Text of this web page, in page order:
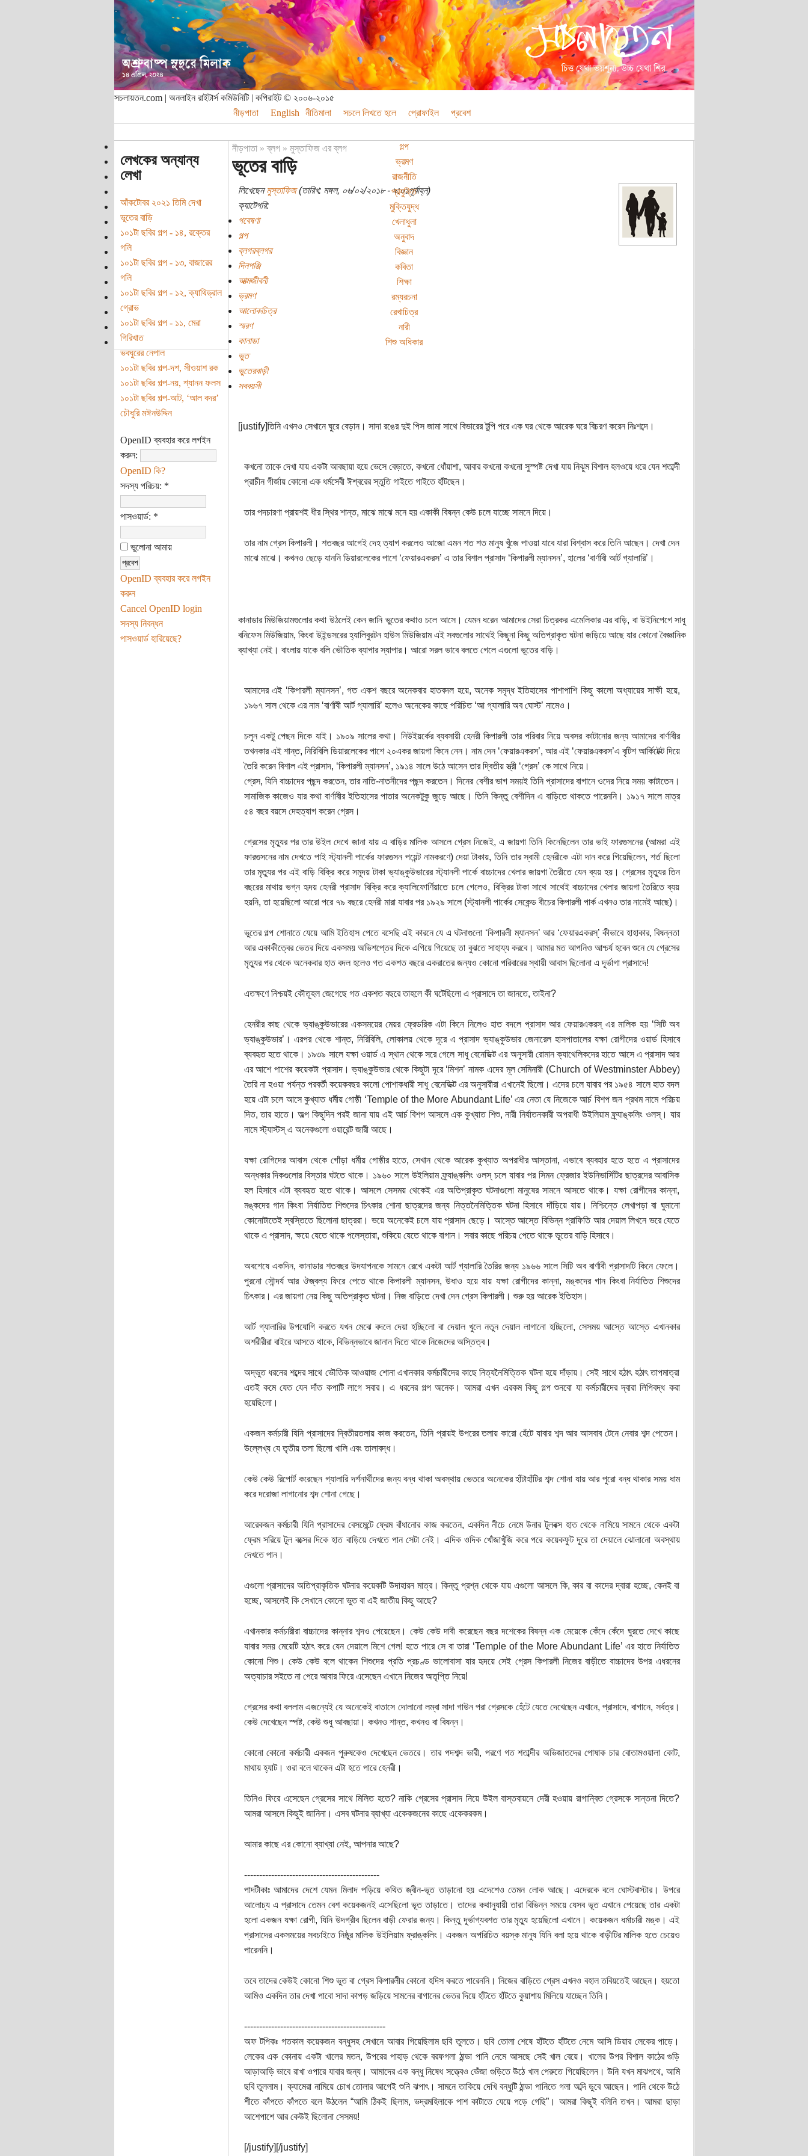
সচলায়তন.com | অনলাইন রাইটার্স কমিউনিটি | কপিরাইট © ২০০৬-২০১৫
নীড়পাতা
English নীতিমালা সচলে লিখতে হলে প্রোফাইল প্রবেশ
গল্প
ভ্রমণ
রাজনীতি
প্রযুক্তি
মুক্তিযুদ্ধ
খেলাধুলা
অনুবাদ
বিজ্ঞান
কবিতা
শিক্ষা
রম্যরচনা
রেখাচিত্র
নারী
শিশু অধিকার
লেখকের অন্যান্য
লেখা
আঁকটোবর ২০২১ তিমি দেখা
ভূতের বাড়ি
১০১টা ছবির গল্প - ১৪, রক্তের
গলি
১০১টা ছবির গল্প - ১৩, বাজারের
গলি
১০১টা ছবির গল্প - ১২, ক্যাথিড্রাল
গ্রোভ
১০১টা ছবির গল্প - ১১, মেরা
গিরিখাত
ভবঘুরের নেপাল
১০১টা ছবির গল্প-দশ, সীওয়াশ রক
১০১টা ছবির গল্প-নয়, শ্যানন ফলস
১০১টা ছবির গল্প-আট, ‘আল বদর’
চৌধুরি মঈনউদ্দিন
OpenID ব্যবহার করে লগইন
করুন:
OpenID কি?
সদস্য পরিচয়: *
পাসওয়ার্ড: *
ভুলোনা আমায়
OpenID ব্যবহার করে লগইন
করুন
Cancel OpenID login
সদস্য নিবন্ধন
পাসওয়ার্ড হারিয়েছে?
নীড়পাতা»ব্লগ» মুস্তাফিজ এর ব্লগ
ভূতের বাড়ি
লিখেছেনমুস্তাফিজ(তারিখ: মঙ্গল, ০৬/০২/২০১৮ - ৯:০১পূর্বাহ্ন)
ক্যাটেগরি:
গবেষণা
গল্প
ব্লগরব্লগর
দিনপঞ্জি
আত্মজীবনী
ভ্রমণ
আলোকচিত্র
স্মরণ
কানাডা
ভুত
ভুতেরবাড়ী
সববয়সী
[justify]তিনি এখনও সেখানে ঘুরে বেড়ান। সাদা রঙের দুই পিস জামা সাথে বিভারের টুপি পরে এক ঘর থেকে আরেক ঘরে বিচরণ করেন নিঃশব্দে।
কখনো তাকে দেখা যায় একটা আবছায়া হয়ে ভেসে বেড়াতে, কখনো ধোঁয়াশা, আবার কখনো কখনো সুস্পষ্ট দেখা যায় নিঝুম বিশাল হলওয়ে ধরে যেন শতাব্দী
প্রাচীন গীর্জায় কোনো এক ধর্মসেবী ঈশ্বরের স্তুতি গাইতে গাইতে হাঁটছেন।
তার পদচারণা প্রায়শই ধীর স্থির শান্ত, মাঝে মাঝে মনে হয় একাকী বিষন্ন কেউ চলে যাচ্ছে সামনে দিয়ে।
তার নাম গ্রেস কিপারলী। শতবছর আগেই দেহ ত্যাগ করলেও আজো এমন শত শত মানুষ খুঁজে পাওয়া যাবে যারা বিশ্বাস করে তিনি আছেন। দেখা দেন
মাঝে মাঝে। কখনও ছেড়ে যাননি ডিয়ারলেকের পাশে ‘ফেয়ারএকরস’ এ তার বিশাল প্রাসাদ ‘কিপারলী ম্যানসন’, হালের ‘বার্ণাবী আর্ট গ্যালারি’।
কানাডার মিউজিয়ামগুলোর কথা উঠলেই কেন জানি ভুতের কথাও চলে আসে। যেমন ধরেন আমাদের সেরা চিত্রকর এমেলিকার এর বাড়ি, বা উইনিপেগে সাধু
বনিফেস মিউজিয়াম, কিংবা উইন্ডসরের হ্যালিবুরটন হাউস মিউজিয়াম এই সবগুলোর সাথেই কিছুনা কিছু অতিপ্রাকৃত ঘটনা জড়িয়ে আছে যার কোনো বৈজ্ঞানিক
ব্যাখ্যা নেই। বাংলায় যাকে বলি ভৌতিক ব্যাপার স্যাপার। আরো সরল ভাবে বলতে গেলে এগুলো ভূতের বাড়ি।
আমাদের এই ‘কিপারলী ম্যানসন’, গত একশ বছরে অনেকবার হাতবদল হয়ে, অনেক সমৃদ্ধ ইতিহাসের পাশাপাশি কিছু কালো অধ্যায়ের সাক্ষী হয়ে,
১৯৬৭ সাল থেকে এর নাম ‘বার্ণাবী আর্ট গ্যালারি’ হলেও অনেকের কাছে পরিচিত ‘আ গ্যালারি অব ঘোস্ট’ নামেও।
চলুন একটু পেছন দিকে যাই। ১৯০৯ সালের কথা। নিউইয়র্কের ব্যবসায়ী হেনরী কিপারলী তার পরিবার নিয়ে অবসর কাটানোর জন্য আমাদের বার্ণাবীর
তখনকার এই শান্ত, নিরিবিলি ডিয়ারলেকের পাশে ২০একর জায়গা কিনে নেন। নাম দেন ‘ফেয়ারএকরস’, আর এই ‘ফেয়ারএকরস’এ বৃটিশ আর্কিটেক্ট দিয়ে
তৈরি করেন বিশাল এই প্রাসাদ, ‘কিপারলী ম্যানসন’, ১৯১৪ সালে উঠে আসেন তার দ্বিতীয় স্ত্রী ‘গ্রেস’ কে সাথে নিয়ে।
গ্রেস, যিনি বাচ্চাদের পছন্দ করতেন, তার নাতি-নাতনীদের পছন্দ করতেন। দিনের বেশীর ভাগ সময়ই তিনি প্রাসাদের বাগানে ওদের নিয়ে সময় কাটাতেন।
সামাজিক কাজেও যার কথা বার্ণাবীর ইতিহাসের পাতার অনেকটুকু জুড়ে আছে। তিনি কিন্তু বেশীদিন এ বাড়িতে থাকতে পারেননি। ১৯১৭ সালে মাত্র
৫৪ বছর বয়সে দেহত্যাগ করেন গ্রেস।
গ্রেসের মৃত্যুর পর তার উইল দেখে জানা যায় এ বাড়ির মালিক আসলে গ্রেস নিজেই, এ জায়গা তিনি কিনেছিলেন তার ভাই ফারগুসনের (আমরা এই
ফারগুসনের নাম দেখতে পাই স্ট্যানলী পার্কের ফারগুসন পয়েন্ট নামকরণে) দেয়া টাকায়, তিনি তার স্বামী হেনরীকে এটা দান করে গিয়েছিলেন, শর্ত ছিলো
তার মৃত্যুর পর এই বাড়ি বিক্রি করে সমূদয় টাকা ভ্যাঙ্কুউভারের স্ট্যানলী পার্কে বাচ্চাদের খেলার জায়গা তৈরীতে যেন ব্যয় হয়। গ্রেসের মৃত্যুর তিন
বছরের মাথায় ভগ্ন হৃদয় হেনরী প্রাসাদ বিক্রি করে ক্যালিফোর্ণিয়াতে চলে গেলেও, বিক্রির টাকা সাথে সাথেই বাচ্চাদের খেলার জায়গা তৈরিতে ব্যয়
হয়নি, তা হয়েছিলো আরো পরে ৭৯ বছরে হেনরী মারা যাবার পর ১৯২৯ সালে (স্ট্যানলী পার্কের সেকেন্ড বীচের কিপারলী পার্ক এখনও তার নামেই আছে)।
ভুতের গল্প শোনাতে যেয়ে আমি ইতিহাস পেতে বসেছি এই কারনে যে এ ঘটনাগুলো ‘কিপারলী ম্যানসন’ আর ‘ফেয়ারএকরস্‌’ কীভাবে হাহাকার, বিষন্নতা
আর একাকীত্বের ভেতর দিয়ে একসময় অভিশপ্তের দিকে এগিয়ে গিয়েছে তা বুঝতে সাহায্য করবে। আমার মত আপনিও আশ্চর্য হবেন শুনে যে গ্রেসের
মৃত্যুর পর থেকে অনেকবার হাত বদল হলেও গত একশত বছরে একরাতের জন্যও কোনো পরিবারের স্থায়ী আবাস ছিলোনা এ দূর্ভাগা প্রাসাদে!
এতক্ষণে নিশ্চয়ই কৌতূহল জেগেছে গত একশত বছরে তাহলে কী ঘটেছিলো এ প্রাসাদে তা জানতে, তাইনা?
হেনরীর কাছ থেকে ভ্যাঙ্কুউভারের একসময়ের মেয়র ফ্রেডরিক এটা কিনে নিলেও হাত বদলে প্রাসাদ আর ফেয়ারএকরস্‌ এর মালিক হয় ‘সিটি অব
ভ্যাঙ্কুউভার’। এরপর থেকে শান্ত, নিরিবিলি, লোকালয় থেকে দূরে এ প্রাসাদ ভ্যাঙ্কুউভার জেনারেল হাসপাতালের যক্ষা রোগীদের ওয়ার্ড হিসাবে
ব্যবহৃত হতে থাকে। ১৯৩৯ সালে যক্ষা ওয়ার্ড এ স্থান থেকে সরে গেলে সাধু বেনেডিক্ট এর অনুসারী রোমান ক্যাথেলিকদের হাতে আসে এ প্রাসাদ আর
এর আশে পাশের কয়েকটা প্রাসাদ। ভ্যাঙ্কুউভার থেকে কিছুটা দূরে ‘মিশন’ নামক এদের মূল সেমিনারী (Church of Westminster Abbey)
তৈরি না হওয়া পর্যন্ত পরবর্তী কয়েকবছর কালো পোশাকধারী সাধু বেনেডিক্ট এর অনুসারীরা এখানেই ছিলো। এদের চলে যাবার পর ১৯৫৪ সালে হাত বদল
হয়ে এটা চলে আসে কুখ্যাত ধর্মীয় গোষ্ঠী ‘Temple of the More Abundant Life’ এর নেতা যে নিজেকে আর্চ বিশপ জন প্রথম নামে পরিচয়
দিত, তার হাতে। অল্প কিছুদিন পরই জানা যায় এই আর্চ বিশপ আসলে এক কুখ্যাত শিশু, নারী নির্যাতনকারী অপরাধী উইলিয়াম ফ্র্যাঙ্কলিং ওলস্‌। যার
নামে স্ট্যাস্টস্‌ এ অনেকগুলো ওয়ারেন্ট জারী আছে।
যক্ষা রোগিদের আবাস থেকে গোঁড়া ধর্মীয় গোষ্ঠীর হাতে, সেখান থেকে আরেক কুখ্যাত অপরাধীর আস্তানা, এভাবে ব্যবহার হতে হতে এ প্রাসাদের
অন্ধকার দিকগুলোর বিস্তার ঘটতে থাকে। ১৯৬০ সালে উইলিয়াম ফ্র্যাঙ্কলিং ওলস্‌ চলে যাবার পর সিমন ফ্রেজার ইউনিভার্সিটির ছাত্রদের আবাসিক
হল হিসাবে এটা ব্যবহৃত হতে থাকে। আসলে সেসময় থেকেই এর অতিপ্রাকৃত ঘটনাগুলো মানুষের সামনে আসতে থাকে। যক্ষা রোগীদের কান্না,
মঙ্কদের গান কিংবা নির্যাতিত শিশুদের চিৎকার শোনা ছাত্রদের জন্য নিত্তনৈমিত্তিক ঘটনা হিসাবে দাঁড়িয়ে যায়। নিশ্চিন্তে লেখাপড়া বা ঘুমানো
কোনোটাতেই স্বস্তিতে ছিলোনা ছাত্ররা। ভয়ে অনেকেই চলে যায় প্রাসাদ ছেড়ে। আস্তে আস্তে বিভিন্ন গ্রাফিতি আর দেয়াল লিখনে ভরে যেতে
থাকে এ প্রাসাদ, ক্ষয়ে যেতে থাকে পলেস্তারা, শুকিয়ে যেতে থাকে বাগান। সবার কাছে পরিচয় পেতে থাকে ভূতের বাড়ি হিসাবে।
অবশেষে একদিন, কানাডার শতবছর উদযাপনকে সামনে রেখে একটা আর্ট গ্যালারি তৈরির জন্য ১৯৬৬ সালে সিটি অব বার্ণাবী প্রাসাদটি কিনে ফেলে।
পুরনো সৌন্দর্য আর ঔজ্বল্য ফিরে পেতে থাকে কিপারলী ম্যানসন, উধাও হয়ে যায় যক্ষা রোগীদের কান্না, মঙ্কদের গান কিংবা নির্যাতিত শিশুদের
চিৎকার। এর জায়গা নেয় কিছু অতিপ্রাকৃত ঘটনা। নিজ বাড়িতে দেখা দেন গ্রেস কিপারলী। শুরু হয় আরেক ইতিহাস।
আর্ট গ্যালারির উপযোগি করতে যখন মেঝে বদলে দেয়া হচ্ছিলো বা দেয়াল খুলে নতুন দেয়াল লাগানো হচ্ছিলো, সেসময় আস্তে আস্তে এখানকার
অশরীরীরা বাইরে আসতে থাকে, বিভিন্নভাবে জানান দিতে থাকে নিজেদের অস্তিত্ব।
অদ্ভুত ধরনের শব্দের সাথে ভৌতিক আওয়াজ শোনা এখানকার কর্মচারীদের কাছে নিত্যনৈমিত্তিক ঘটনা হয়ে দাঁড়ায়। সেই সাথে হঠাৎ হঠাৎ তাপমাত্রা
এতই কমে যেত যেন দাঁত কপাটি লাগে সবার। এ ধরনের গল্প অনেক। আমরা এখন এরকম কিছু গল্প শুনবো যা কর্মচারীদের দ্বারা লিপিবদ্ধ করা
হয়েছিলো।
একজন কর্মচারী যিনি প্রাসাদের দ্বিতীয়তলায় কাজ করতেন, তিনি প্রায়ই উপরের তলায় কারো হেঁটে যাবার শব্দ আর আসবাব টেনে নেবার শব্দ পেতেন।
উল্লেখ্য যে তৃতীয় তলা ছিলো খালি এবং তালাবদ্ধ।
কেউ কেউ রিপোর্ট করেছেন গ্যালারি দর্শনার্থীদের জন্য বন্ধ থাকা অবস্থায় ভেতরে অনেকের হাঁটাহাঁটির শব্দ শোনা যায় আর পুরো বন্ধ থাকার সময় ধাম
করে দরোজা লাগানোর শব্দ শোনা গেছে।
আরেকজন কর্মচারী যিনি প্রাসাদের বেসমেন্টে ফ্রেম বাঁধানোর কাজ করতেন, একদিন নীচে নেমে উনার টুলবক্স হাত থেকে নামিয়ে সামনে থেকে একটা
ফ্রেম সরিয়ে টুল বক্সের দিকে হাত বাড়িয়ে দেখতে পান সেটা নেই। এদিক ওদিক খোঁজাখুঁজি করে পরে কয়েকফুট দূরে তা দেয়ালে ঝোলানো অবস্থায়
দেখতে পান।
এগুলো প্রাসাদের অতিপ্রাকৃতিক ঘটনার কয়েকটি উদাহারন মাত্র। কিন্তু প্রশ্ন থেকে যায় এগুলো আসলে কি, কার বা কাদের দ্বারা হচ্ছে, কেনই বা
হচ্ছে, আসলেই কি সেখানে কোনো ভুত বা এই জাতীয় কিছু আছে?
এখানকার কর্মচারীরা বাচ্চাদের কান্নার শব্দও পেয়েছেন। কেউ কেউ দাবী করেছেন বছর দশেকের বিষন্ন এক মেয়েকে কেঁদে কেঁদে ঘুরতে দেখে কাছে
যাবার সময় মেয়েটি হঠাৎ করে যেন দেয়ালে মিশে গেল! হতে পারে সে বা তারা ‘Temple of the More Abundant Life’ এর হাতে নির্যাতিত
কোনো শিশু। কেউ কেউ বলে থাকেন শিশুদের প্রতি প্রচণ্ড ভালোবাসা যার হৃদয়ে সেই গ্রেস কিপারলী নিজের বাড়ীতে বাচ্চাদের উপর এধরনের
অত্যাচার সইতে না পেরে আবার ফিরে এসেছেন এখানে নিজের অতৃপ্তি নিয়ে!
গ্রেসের কথা বললাম এজন্যেই যে অনেকেই বাতাসে দোলানো লম্বা সাদা গাউন পরা গ্রেসকে হেঁটে যেতে দেখেছেন এখানে, প্রাসাদে, বাগানে, সর্বত্র।
কেউ দেখেছেন স্পষ্ট, কেউ শুধু আবছায়া। কখনও শান্ত, কখনও বা বিষন্ন।
কোনো কোনো কর্মচারী একজন পুরুষকেও দেখেছেন ভেতরে। তার পদশব্দ ভারী, পরণে গত শতাব্দীর অভিজাতদের পোষাক চার বোতামওয়ালা কোট,
মাথায় হ্যাট। ওরা বলে থাকেন এটা হতে পারে হেনরী।
তিনিও ফিরে এসেছেন গ্রেসের সাথে মিলিত হতে? নাকি গ্রেসের প্রাসাদ নিয়ে উইল বাস্তবায়নে দেরী হওয়ায় রাগান্বিত গ্রেসকে সান্তনা দিতে?
আমরা আসলে কিছুই জানিনা। এসব ঘটনার ব্যাখ্যা একেকজনের কাছে একেকরকম।
আমার কাছে এর কোনো ব্যাখ্যা নেই, আপনার আছে?
---------------------------------------------
পাদটীকাঃ আমাদের দেশে যেমন মিলাদ পড়িয়ে কথিত জ্বীন-ভূত তাড়ানো হয় এদেশেও তেমন লোক আছে। এদেরকে বলে ঘোস্টবাস্টার। উপরে
আলোচ্য এ প্রাসাদে তেমন বেশ কয়েকজনই এসেছিলো ভূত তাড়াতে। তাদের কথানুযায়ী তারা বিভিন্ন সময়ে যেসব ভূত এখানে পেয়েছে তার একটা
হলো একজন যক্ষা রোগী, যিনি উদগ্রীব ছিলেন বাড়ী ফেরার জন্য। কিন্তু দূর্ভাগ্যবশত তার মৃত্যু হয়েছিলো এখানে। কয়েকজন ধর্মাচারী মঙ্ক। এই
প্রাসাদের একসময়ের সবচাইতে নিষ্ঠুর মালিক উইলিয়াম ফ্রাঙ্কলিং। একজন অপরিচিত বয়স্ক মানুষ যিনি বলা হয়ে থাকে বাড়ীটির মালিক হতে চেয়েও
পারেননি।
তবে তাদের কেউই কোনো শিশু ভুত বা গ্রেস কিপারলীর কোনো হদিস করতে পারেননি। নিজের বাড়িতে গ্রেস এখনও বহাল তবিয়তেই আছেন। হয়তো
আমিও একদিন তার দেখা পাবো সাদা কাপড় জড়িয়ে সামনের বাগানের ভেতর দিয়ে হাঁটতে হাঁটতে কুয়াশায় মিলিয়ে যাচ্ছেন তিনি।
-----------------------------------------------
অফ টপিকঃ গতকাল কয়েকজন বন্ধুসহ সেখানে আবার গিয়েছিলাম ছবি তুলতে। ছবি তোলা শেষে হাঁটতে হাঁটতে নেমে আসি ডিয়ার লেকের পাড়ে।
লেকের এক কোনায় একটা খালের মতন, উপরের পাহাড় থেকে বরফগলা ঠান্ডা পানি নেমে আসছে সেই খাল বেয়ে। খালের উপর বিশাল কাঠের গুড়ি
আড়াআড়ি ভাবে রাখা ওপারে যাবার জন্য। আমাদের এক বন্ধু নিষেধ সত্ত্বেও ভেঁজা গুড়িতে উঠে খাল পেরুতে গিয়েছিলেন। উনি যখন মাঝপথে, আমি
ছবি তুললাম। ক্যামেরা নামিয়ে চোখ তোলার আগেই শুনি ঝপাৎ। সামনে তাকিয়ে দেখি বন্ধুটি ঠান্ডা পানিতে গলা অব্দি ডুবে আছেন। পানি থেকে উঠে
শীতে কাঁপতে কাঁপতে বলে উঠলেন “আমি ঠিকই ছিলাম, ভদ্রমহিলাকে পাশ কাটাতে যেয়ে পড়ে গেছি”। আমরা কিছুই বলিনি তখন। আমরা ছাড়া
আশেপাশে আর কেউই ছিলোনা সেসময়!
[/justify][/justify]